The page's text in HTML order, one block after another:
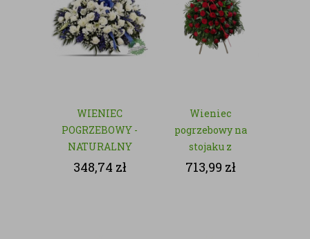
WIENIEC
POGRZEBOWY -
NATURALNY
348,74 zł
Wieniec
pogrzebowy na
stojaku z
czerwonych róż
713,99 zł